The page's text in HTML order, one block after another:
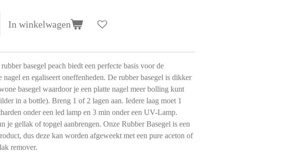
In winkelwagen
basegel peach biedt een perfecte basis voor de
nagel en egaliseert oneffenheden. De rubber basegel is dikker
basegel waardoor je een platte nagel meer bolling kunt
in a bottle).​ Breng 1 of 2 lagen aan. Iedere laag moet 1
onder een led lamp en 3 min onder een UV-Lamp.
je gellak of topgel aanbrengen. Onze Rubber Basegel is een
dus deze kan worden afgeweekt met een pure aceton of
remover.